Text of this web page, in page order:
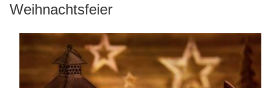
Weihnachtsfeier